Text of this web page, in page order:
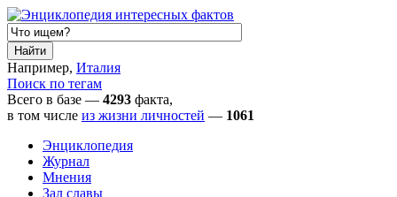
Например, Италия
Поиск по тегам
Всего в базе — 4293 факта,
в том числе из жизни личностей — 1061
Энциклопедия
Журнал
Мнения
Зал славы